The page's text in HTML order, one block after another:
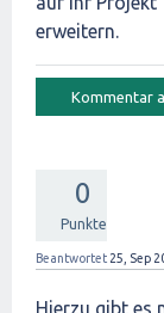
erweitern.
0
Punkte
Beantwortet 25, Sep
Hierzu gibt es